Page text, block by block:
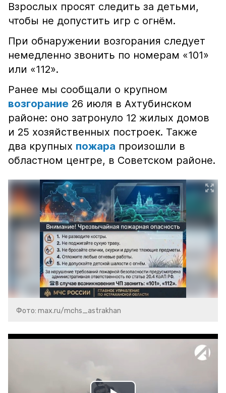
Взрослых просят следить за детьми,
чтобы не допустить игр с огнём.
При обнаружении возгорания следует
немедленно звонить по номерам «101»
или «112».
Ранее мы сообщали о крупном
возгорание 26 июля в Ахтубинском
районе: оно затронуло 12 жилых домов
и 25 хозяйственных построек. Также
два крупных пожара произошли в
областном центре, в Советском районе.
Фото: max.ru/mchs_astrakhan